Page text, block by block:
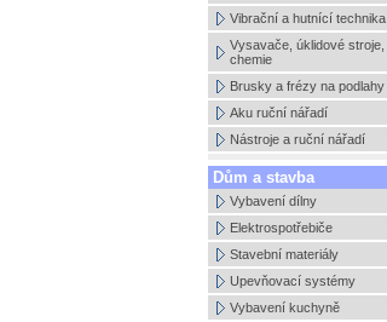
Vibrační a hutnící technika
Vysavače, úklidové stroje,
chemie
Brusky a frézy na podlahy
Aku ruční nářadí
Nástroje a ruční nářadí
Dům a stavba
Vybavení dílny
Elektrospotřebiče
Stavební materiály
Upevňovací systémy
Vybavení kuchyně